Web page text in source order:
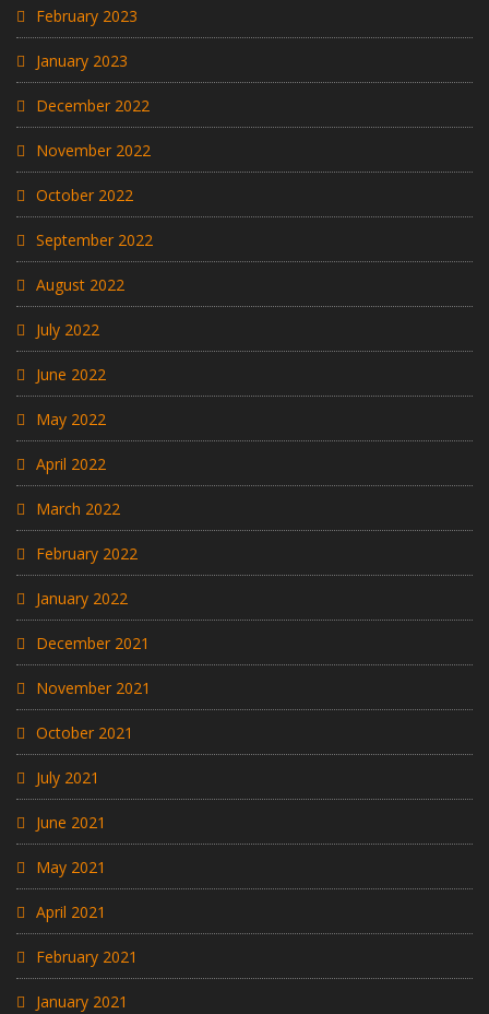
February 2023
January 2023
December 2022
November 2022
October 2022
September 2022
August 2022
July 2022
June 2022
May 2022
April 2022
March 2022
February 2022
January 2022
December 2021
November 2021
October 2021
July 2021
June 2021
May 2021
April 2021
February 2021
January 2021